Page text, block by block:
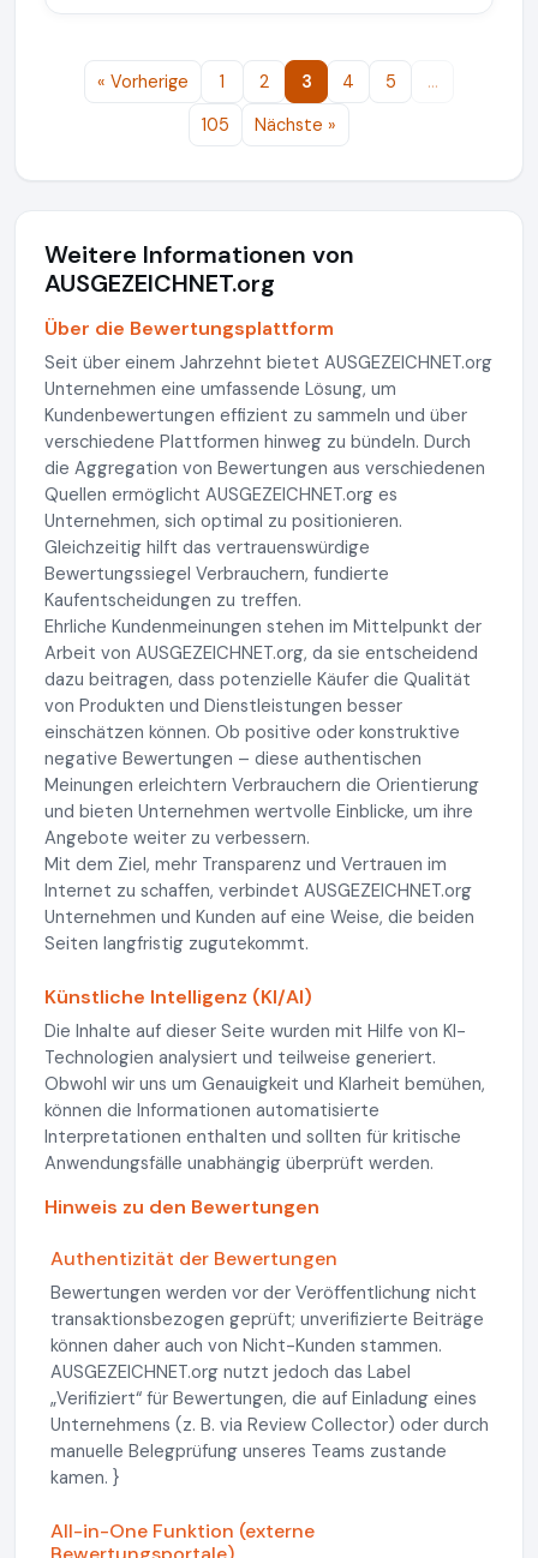
« Vorherige 1 2 3 4 5
…
105
Nächste »
Weitere Informationen von
AUSGEZEICHNET.org
Über die Bewertungsplattform
Seit über einem Jahrzehnt bietet AUSGEZEICHNET.org
Unternehmen eine umfassende Lösung, um
Kundenbewertungen effizient zu sammeln und über
verschiedene Plattformen hinweg zu bündeln. Durch
die Aggregation von Bewertungen aus verschiedenen
Quellen ermöglicht AUSGEZEICHNET.org es
Unternehmen, sich optimal zu positionieren.
Gleichzeitig hilft das vertrauenswürdige
Bewertungssiegel Verbrauchern, fundierte
Kaufentscheidungen zu treffen.
Ehrliche Kundenmeinungen stehen im Mittelpunkt der
Arbeit von AUSGEZEICHNET.org, da sie entscheidend
dazu beitragen, dass potenzielle Käufer die Qualität
von Produkten und Dienstleistungen besser
einschätzen können. Ob positive oder konstruktive
negative Bewertungen – diese authentischen
Meinungen erleichtern Verbrauchern die Orientierung
und bieten Unternehmen wertvolle Einblicke, um ihre
Angebote weiter zu verbessern.
Mit dem Ziel, mehr Transparenz und Vertrauen im
Internet zu schaffen, verbindet AUSGEZEICHNET.org
Unternehmen und Kunden auf eine Weise, die beiden
Seiten langfristig zugutekommt.
Künstliche Intelligenz (KI/AI)
Die Inhalte auf dieser Seite wurden mit Hilfe von KI-
Technologien analysiert und teilweise generiert.
Obwohl wir uns um Genauigkeit und Klarheit bemühen,
können die Informationen automatisierte
Interpretationen enthalten und sollten für kritische
Anwendungsfälle unabhängig überprüft werden.
Hinweis zu den Bewertungen
Authentizität der Bewertungen
Bewertungen werden vor der Veröffentlichung nicht
transaktionsbezogen geprüft; unverifizierte Beiträge
können daher auch von Nicht-Kunden stammen.
AUSGEZEICHNET.org nutzt jedoch das Label
„Verifiziert“ für Bewertungen, die auf Einladung eines
Unternehmens (z. B. via Review Collector) oder durch
manuelle Belegprüfung unseres Teams zustande
kamen. }
All-in-One Funktion (externe